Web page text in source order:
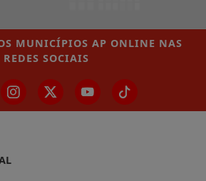
MUNICÍPIOS AP ONLINE NAS
REDES SOCIAIS